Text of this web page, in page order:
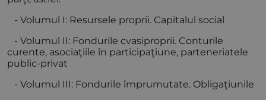
- Volumul I: Resursele proprii. Capitalul social
- Volumul II: Fondurile cvasiproprii. Conturile
curente, asociaţiile în participaţiune, parteneriatele
public-privat
- Volumul III: Fondurile împrumutate. Obligaţiunile